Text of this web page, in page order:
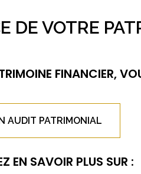
DE VOTRE
FINANCIER,
AUDIT PATRIMONIAL
EN SAVOIR PLUS SUR :